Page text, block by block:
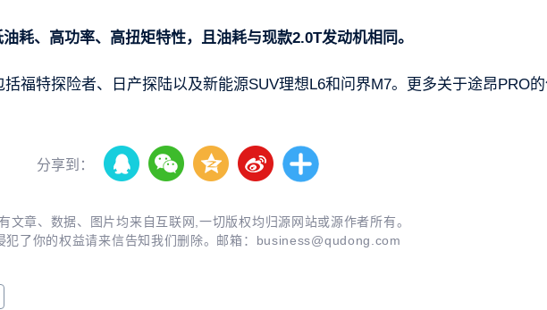
耗、高功率、高扭矩特性，且油耗与现款2.0T发动机相同。
福特探险者、日产探陆以及新能源SUV理想L6和问界M7。更多关于途昂PRO
分享到：
文章、数据、图片均来自互联网,一切版权均归源网站或源作者所有。
犯了你的权益请来信告知我们删除。邮箱： business@qudong.com